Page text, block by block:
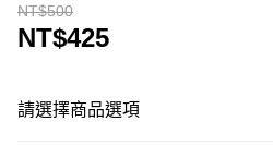
NT$500
NT$425
請選擇商品選項